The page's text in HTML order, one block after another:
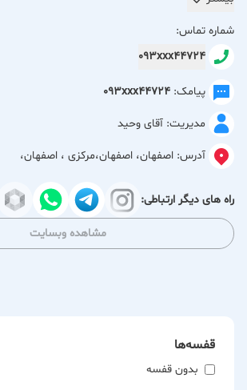
فروش سنگ بازالت و سنگ دانه‌بندی‌شده
تضمینی
در اصفهان :
- سختی بسیار
- کاربردهای متنوع صنعتی و عمرانی:
- مناسب برای پایه‌های بتنی فوق‌مستحکم
- استفاده در سازه‌های ضداسیدی
مشخصات فنی سنگ بازالت دانه‌بندی‌شده:
شماره تماس:
093xxx44724
پیامک: 093xxx44724
مدیریت: آقای وحید
آدرس: اصفهان، اصفهان،مرکزی ، اصفهان،
راه های دیگر ارتباطی:
مشاهده وبسایت
قفسه‌ها
بدون قفسه